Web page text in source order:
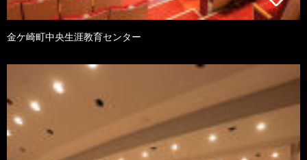
金ケ崎町中央生涯教育センター